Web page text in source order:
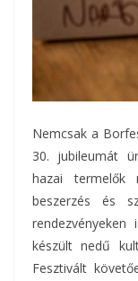
Nemcsak a
30. jubileumát
hazai termelők
beszerzés és
készült nedű
Fesztivált